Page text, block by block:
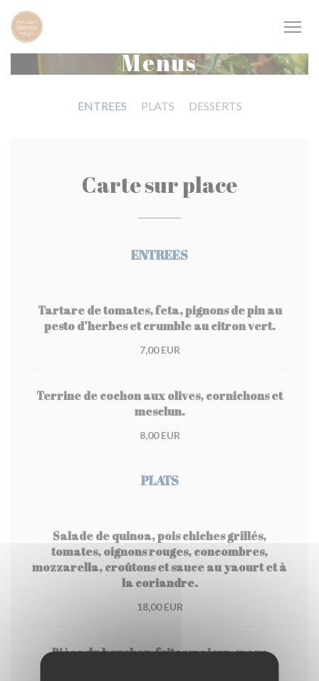
Painel de Gerenciamento de Cookies
Menus
ENTREES PLATS DESSERTS
Carte sur place
ENTREES
Tartare de tomates, feta, pignons de pin au
pesto d’herbes et crumble au citron vert.
7,00 EUR
Terrine de cochon aux olives, cornichons et
mesclun.
8,00 EUR
PLATS
Salade de quinoa, pois chiches grillés,
tomates, oignons rouges, concombres,
mozzarella, croûtons et sauce au yaourt et à
la coriandre.
18,00 EUR
Pièce du boucher, frites maison, mayo